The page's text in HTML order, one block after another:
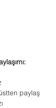
paylaş